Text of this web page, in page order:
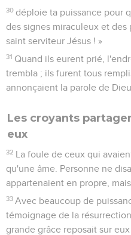
30 déploie ta puissance pour
des signes miraculeux et
saint serviteur Jésus ! »
31 Quand ils eurent prié,
trembla ; ils furent tous
annonçaient la parole de
Les croyants
eux
32 La foule de ceux qui
qu'une âme. Personne ne
appartenaient en propre,
33 Avec beaucoup de
témoignage de la
grande grâce reposait sur eux